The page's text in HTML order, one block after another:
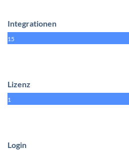
Integrationen
15
Lizenz
1
Login